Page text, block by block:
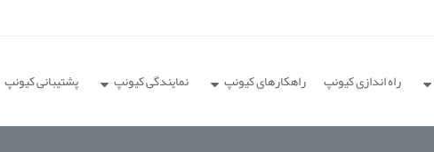
راه اندازی کیونپ راهکارهای کیونپ نمایندگی کیونپ پشتیبانی کیونپ